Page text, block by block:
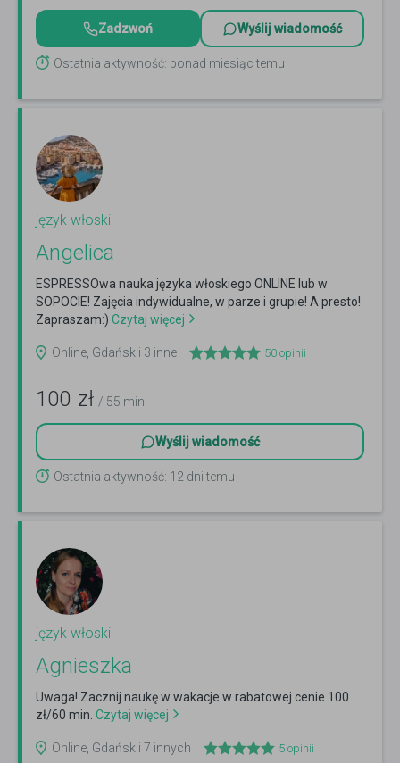
Zadzwoń Wyślij wiadomość
Ostatnia aktywność: ponad miesiąc temu
język włoski
Angelica
ESPRESSOwa nauka języka włoskiego ONLINE lub w
SOPOCIE! Zajęcia indywidualne, w parze i grupie! A presto!
Zapraszam:) Czytaj więcej
Online, Gdańsk i 3 inne 50 opinii
100 zł / 55 min
Wyślij wiadomość
Ostatnia aktywność: 12 dni temu
język włoski
Agnieszka
Uwaga! Zacznij naukę w wakacje w rabatowej cenie 100
zł/60 min. Czytaj więcej
Online, Gdańsk i 7 innych 5 opinii